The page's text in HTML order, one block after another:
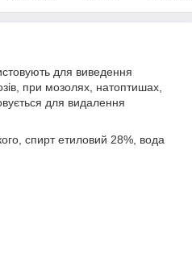
для виведення
при мозолях, натоптишах,
для видалення
спирт етиловий 28%, вода